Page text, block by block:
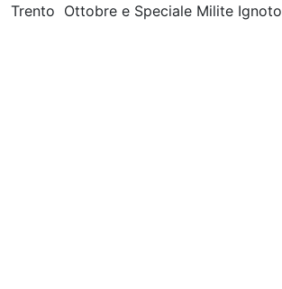
Trento Ottobre e Speciale Milite Ignoto